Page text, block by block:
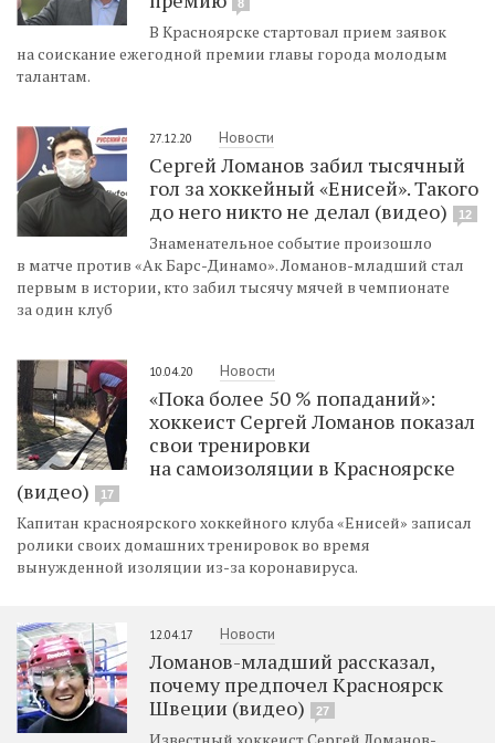
8
В Красноярске стартовал прием заявок
на соискание ежегодной премии главы города молодым
талантам.
27.12.20 Новости
Сергей Ломанов забил тысячный
гол за хоккейный «Енисей». Такого
до него никто не делал (видео)
12
Знаменательное событие произошло
в матче против «Ак Барс-Динамо». Ломанов-младший стал
первым в истории, кто забил тысячу мячей в чемпионате
за один клуб
10.04.20 Новости
«Пока более 50 % попаданий»:
хоккеист Сергей Ломанов показал
свои тренировки
на самоизоляции в Красноярске
(видео)
17
Капитан красноярского хоккейного клуба «Енисей» записал
ролики своих домашних тренировок во время
вынужденной изоляции из-за коронавируса.
12.04.17 Новости
Ломанов-младший рассказал,
почему предпочел Красноярск
Швеции (видео)
27
Известный хоккеист Сергей Ломанов-